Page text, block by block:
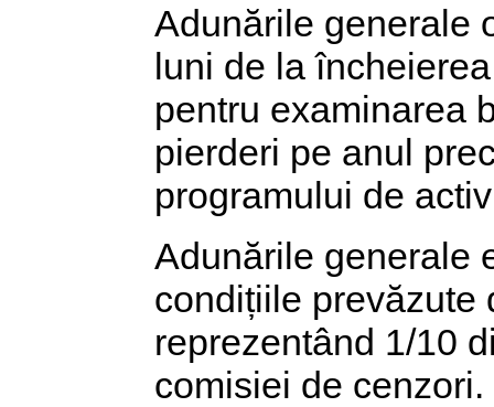
Adunările generale
luni de la
pentru examinarea
pierderi pe anul
programului de
Adunările generale
condițiile prevăzute
reprezentând 1/10
comisiei de cenzori.